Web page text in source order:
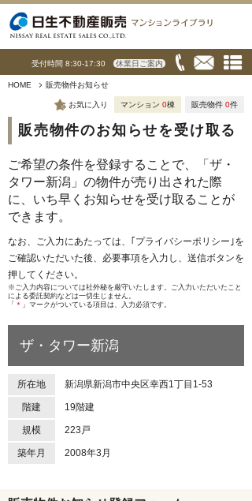
受付時間 8:30-17:30 休業日ご案内
HOME 販売物件お知らせ
お気に入り マンション 0棟 販売物件 0件
販売物件のお知らせを受け取る
ご希望の条件を登録することで、「ザ・
タワー新潟」の物件が売り出された際
に、いち早くお知らせを受け取ることが
できます。
なお、ご入力にあたっては、｢ プライバシーポリシー ｣を
ご確認いただいた後、必要事項を入力し、送信ボタンを
押してください。
※ご入力内容については社外秘を厳守いたします。ご入力いただいたこと
による委託契約などは一切生じません。
「 ＊ 」マークがついている項目は、入力必須です。
ザ・タワー新潟
所在地 新潟県新潟市中央区幸西1丁目1-53
階建 19階建
規模 223戸
築年月 2008年3月